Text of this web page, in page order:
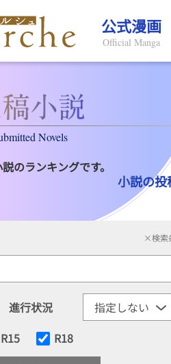
公式漫画
Official Manga
Novels
のランキングです。
小説の投
×検索
進行状況
R15 R18